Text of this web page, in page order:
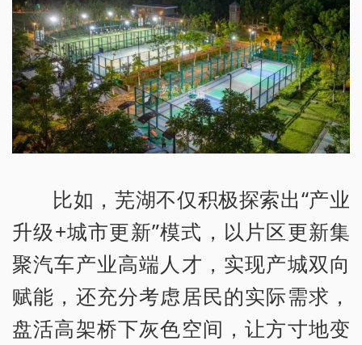
比如，芜湖不仅积极探索出“产业
升级+城市更新”模式，以片区更新集
聚汽车产业高端人才，实现产城双向
赋能，还充分考虑居民的实际需求，
盘活高架桥下灰色空间，让方寸地变